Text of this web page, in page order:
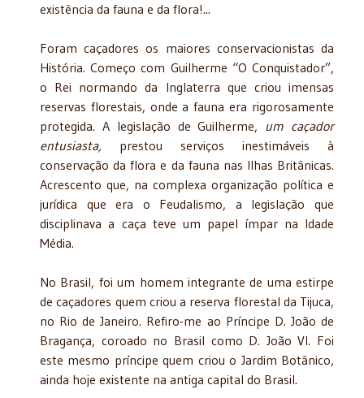
existência da fauna e da flora!...
Foram caçadores os maiores conservacionistas da
História. Começo com Guilherme “O Conquistador”,
o Rei normando da Inglaterra que criou imensas
reservas florestais, onde a fauna era rigorosamente
protegida. A legislação de Guilherme, um caçador
entusiasta, prestou serviços inestimáveis à
conservação da flora e da fauna nas Ilhas Britânicas.
Acrescento que, na complexa organização política e
jurídica que era o Feudalismo, a legislação que
disciplinava a caça teve um papel ímpar na Idade
Média.
No Brasil, foi um homem integrante de uma estirpe
de caçadores quem criou a reserva florestal da Tijuca,
no Rio de Janeiro. Refiro-me ao Príncipe D. João de
Bragança, coroado no Brasil como D. João VI. Foi
este mesmo príncipe quem criou o Jardim Botânico,
ainda hoje existente na antiga capital do Brasil.